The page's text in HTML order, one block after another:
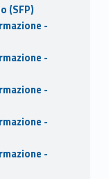
(SFP)
-
-
-
-
-